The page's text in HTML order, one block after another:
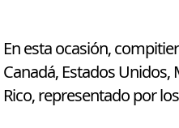
En esta ocasión,
Canadá, Estados Unidos,
Rico, representado por